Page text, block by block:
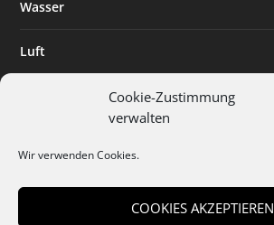
Cookie-Zustimmung
verwalten
Wir verwenden Cookies.
COOKIES AKZEPTIEREN
Wasser
Luft
Digitalisierung